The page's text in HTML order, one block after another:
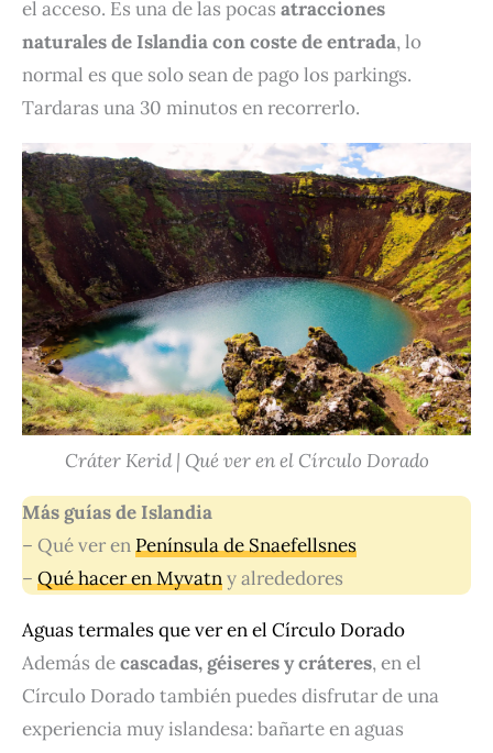
el acceso. Es una de las pocas atracciones
naturales de Islandia con coste de entrada, lo
normal es que solo sean de pago los parkings.
Tardaras una 30 minutos en recorrerlo.
Cráter Kerid | Qué ver en el Círculo Dorado
Más guías de Islandia
– Qué ver enPenínsula de Snaefellsnes
– Qué hacer en Myvatny alrededores
Aguas termales que ver en el Círculo Dorado
Además decascadas, géiseres y cráteres, en el
Círculo Dorado también puedes disfrutar de una
experiencia muy islandesa: bañarte en aguas